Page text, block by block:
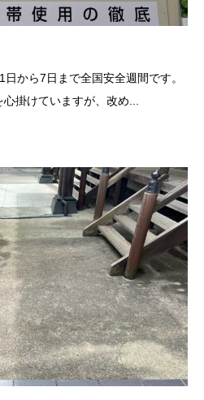
から7日まで全国安全週間です。
掛けていますが、改め...